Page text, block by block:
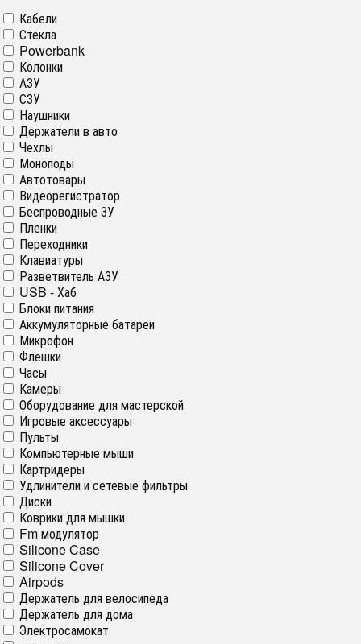
Кабели
Стекла
Powerbank
Колонки
АЗУ
СЗУ
Наушники
Держатели в авто
Чехлы
Моноподы
Автотовары
Видеорегистратор
Беспроводные ЗУ
Пленки
Переходники
Клавиатуры
Разветвитель АЗУ
USB - Хаб
Блоки питания
Аккумуляторные батареи
Микрофон
Флешки
Часы
Камеры
Оборудование для мастерской
Игровые аксессуары
Пульты
Компьютерные мыши
Картридеры
Удлинители и сетевые фильтры
Диски
Коврики для мышки
Fm модулятор
Silicone Case
Silicone Cover
Airpods
Держатель для велосипеда
Держатель для дома
Электросамокат